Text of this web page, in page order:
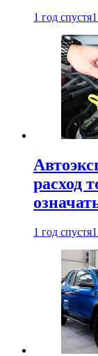
1 год спустя
расход
1 год спустя